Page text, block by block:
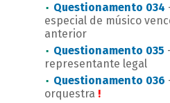
Questionamento 034
especial de músico
anterior
Questionamento 035
representante legal
Questionamento 036
orquestra !